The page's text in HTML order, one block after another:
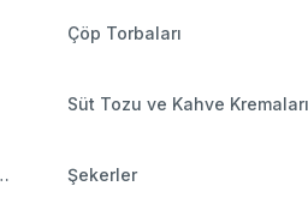
Çöp Torbaları
Süt Tozu ve Kahve Kremaları
Şekerler